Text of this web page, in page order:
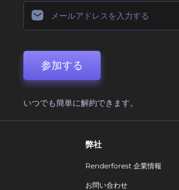
参加する
いつでも簡単に解約できます。
弊社
Renderforest 企業情報
お問い合わせ